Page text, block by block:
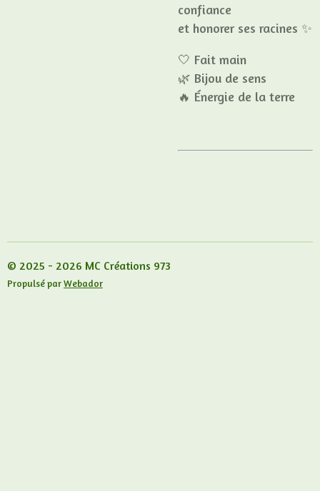
confiance
et honorer ses racines ✨
🤍 Fait main
🌿 Bijou de sens
🔥 Énergie de la terre
© 2025 - 2026 MC Créations 973
Propulsé parWebador